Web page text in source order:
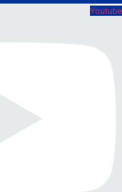
Youtube